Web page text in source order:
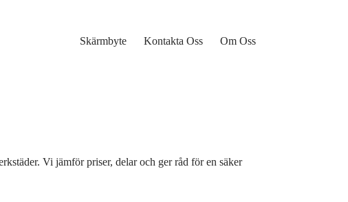
Skärmbyte
Kontakta Oss Om Oss
Vi jämför priser, delar och ger råd för en säker